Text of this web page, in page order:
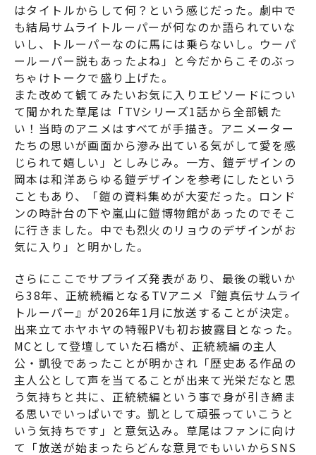
はタイトルからして何？という感じだった。劇中で
も結局サムライトルーパーが何なのか語られていな
いし、トルーパーなのに馬には乗らないし。ウーパ
ールーパー説もあったよね」と今だからこそのぶっ
ちゃけトークで盛り上げた。
また改めて観てみたいお気に入りエピソードについ
て聞かれた草尾は「TVシリーズ1話から全部観た
い！当時のアニメはすべてが手描き。アニメーター
たちの思いが画面から滲み出ている気がして愛を感
じられて嬉しい」としみじみ。一方、鎧デザインの
岡本は和洋あらゆる鎧デザインを参考にしたという
こともあり、「鎧の資料集めが大変だった。ロンド
ンの時計台の下や嵐山に鎧博物館があったのでそこ
に行きました。中でも烈火のリョウのデザインがお
気に入り」と明かした。
さらにここでサプライズ発表があり、最後の戦いか
ら38年、正統続編となるTVアニメ『鎧真伝サムライ
トルーパー』が2026年1月に放送することが決定。
出来立てホヤホヤの特報PVも初お披露目となった。
MCとして登壇していた石橋が、正統続編の主人
公・凱役であったことが明かされ「歴史ある作品の
主人公として声を当てることが出来て光栄だなと思
う気持ちと共に、正統続編という事で身が引き締ま
る思いでいっぱいです。凱として頑張っていこうと
いう気持ちです」と意気込み。草尾はファンに向け
て「放送が始まったらどんな意見でもいいからSNS